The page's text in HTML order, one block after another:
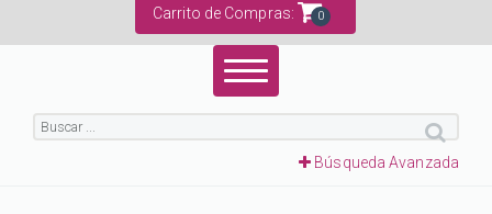
Carrito de Compras: 0
Búsqueda Avanzada